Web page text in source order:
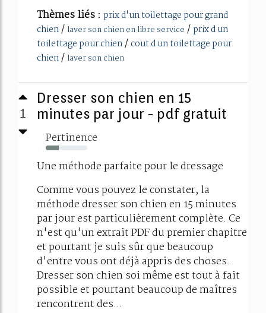
Thèmes liés : prix d'un toilettage pour grand
chien/ laver son chien en libre service / prix d un
toilettage pour chien/ cout d un toilettage pour
chien/ laver son chien
1
Dresser son chien en 15
minutes par jour - pdf gratuit
Pertinence
32%
Une méthode parfaite pour le dressage
Comme vous pouvez le constater, la
méthode dresser son chien en 15 minutes
par jour est particulièrement complète. Ce
n'est qu'un extrait PDF du premier chapitre
et pourtant je suis sûr que beaucoup
d'entre vous ont déjà appris des choses.
Dresser son chien soi même est tout à fait
possible et pourtant beaucoup de maîtres
rencontrent des...